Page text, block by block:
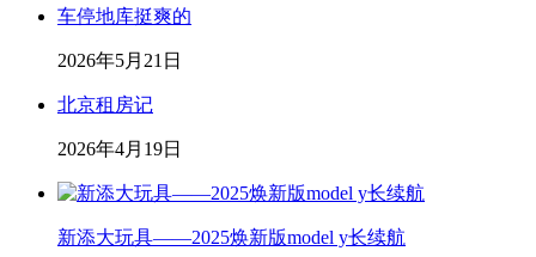
车停地库挺爽的
2026年5月21日
北京租房记
2026年4月19日
新添大玩具——2025焕新版model y长续航